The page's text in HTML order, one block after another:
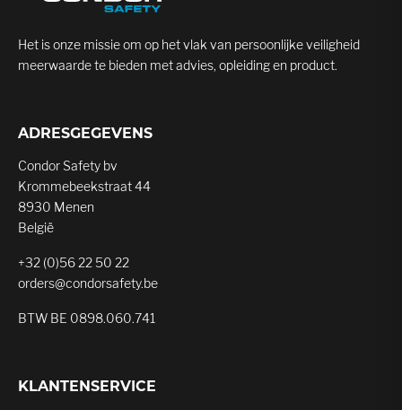
Het is onze missie om op het vlak van persoonlijke veiligheid
meerwaarde te bieden met advies, opleiding en product.
ADRESGEGEVENS
Condor Safety bv
Krommebeekstraat 44
8930 Menen
België
+32 (0)56 22 50 22
orders@condorsafety.be
BTW BE 0898.060.741
KLANTENSERVICE